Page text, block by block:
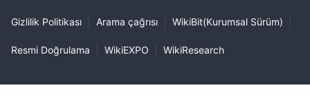
Gizlilik Politikası Arama çağrısı WikiBit(Kurumsal Sürüm)
Resmi Doğrulama WikiEXPO WikiResearch